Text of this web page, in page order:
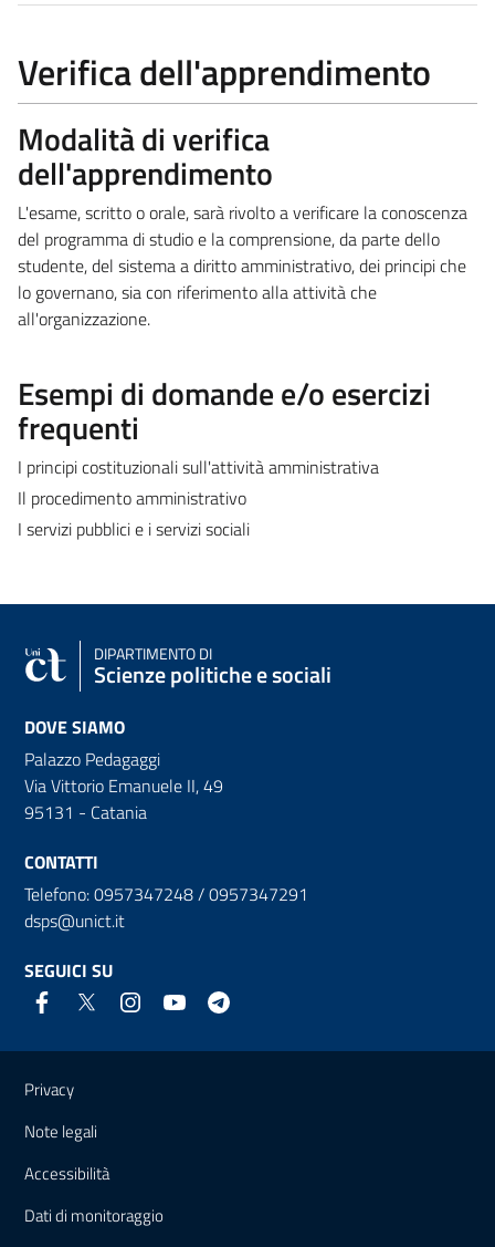
Verifica dell'apprendimento
Modalità di verifica
dell'apprendimento
L'esame, scritto o orale, sarà rivolto a verificare la conoscenza
del programma di studio e la comprensione, da parte dello
studente, del sistema a diritto amministrativo, dei principi che
lo governano, sia con riferimento alla attività che
all'organizzazione.
Esempi di domande e/o esercizi
frequenti
I principi costituzionali sull'attività amministrativa
Il procedimento amministrativo
I servizi pubblici e i servizi sociali
DIPARTIMENTO DI
Scienze politiche e sociali
DOVE SIAMO
Palazzo Pedagaggi
Via Vittorio Emanuele II, 49
95131 - Catania
CONTATTI
Telefono: 0957347248 / 0957347291
dsps@unict.it
SEGUICI SU
Link e informazioni utili
Privacy
Note legali
Accessibilità
Dati di monitoraggio